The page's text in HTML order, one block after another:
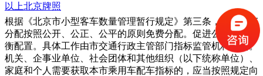
以上北京牌照
根据《北京市小型客车数量管理暂行规定》第三条，小型客车
分配按照公开、公正、公平的原则免费分配。促进公共资源均
衡配置。具体工作由市交通行政主管部门指标监管机构负责。
机关、企事业单位、社会团体和其他组织（以下统称单位）、
家庭和个人需要获取本市乘用车配车指标的，应当按照规定向